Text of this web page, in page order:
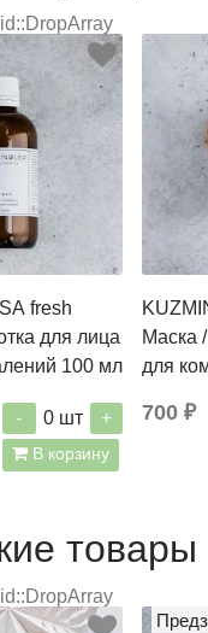
fresh
для лица
100 мл
- 0 шт +
В корзину
Маска
для
700 ₽
товары